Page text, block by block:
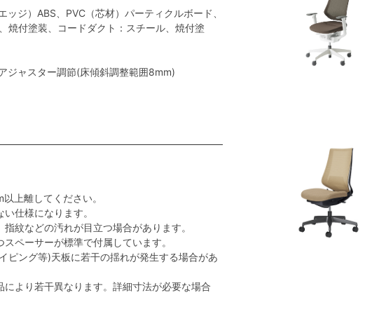
ジ）ABS、PVC（芯材）パーティクルボード、
焼付塗装、コードダクト：スチール、焼付塗
ジャスター調節(床傾斜調整範囲8mm)
上離してください。
仕様になります。
紋などの汚れが目立つ場合があります。
ペーサーが標準で付属しています。
ピング等)天板に若干の揺れが発生する場合があ
より若干異なります。詳細寸法が必要な場合